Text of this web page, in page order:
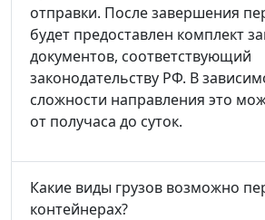
отправки. После завершения
будет предоставлен комплект
документов, соответствующий
законодательству РФ. В
сложности направления это
от получаса до суток.
Какие виды грузов возможно
контейнерах?